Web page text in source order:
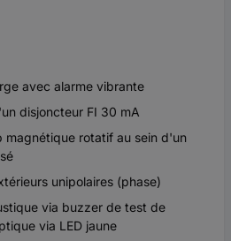
avec alarme vibrante
disjoncteur FI 30 mA
magnétique rotatif au sein d'un
unipolaires (phase)
via buzzer de test de
via LED jaune